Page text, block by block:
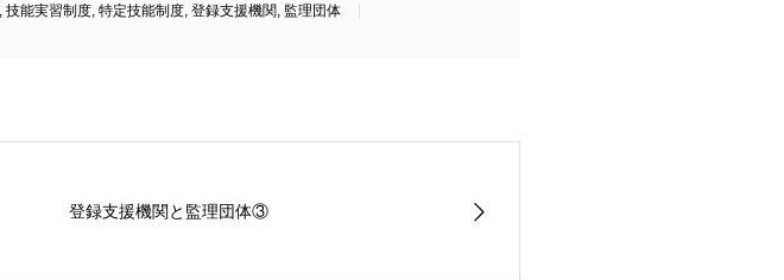
技能実習制度 特定技能制度 登録支援機関 監理団体
登録支援機関と監理団体③